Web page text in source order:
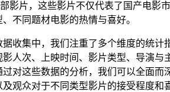
影片，这些影片不仅代表了国产电影
不同题材电影的热情与喜好。
据收集中，我们注重了多个维度的统计
影人次、上映时间、影片类型、导演与
过对这些数据的分析，我们可以全面而
及观众对于不同类型影片的接受程度和